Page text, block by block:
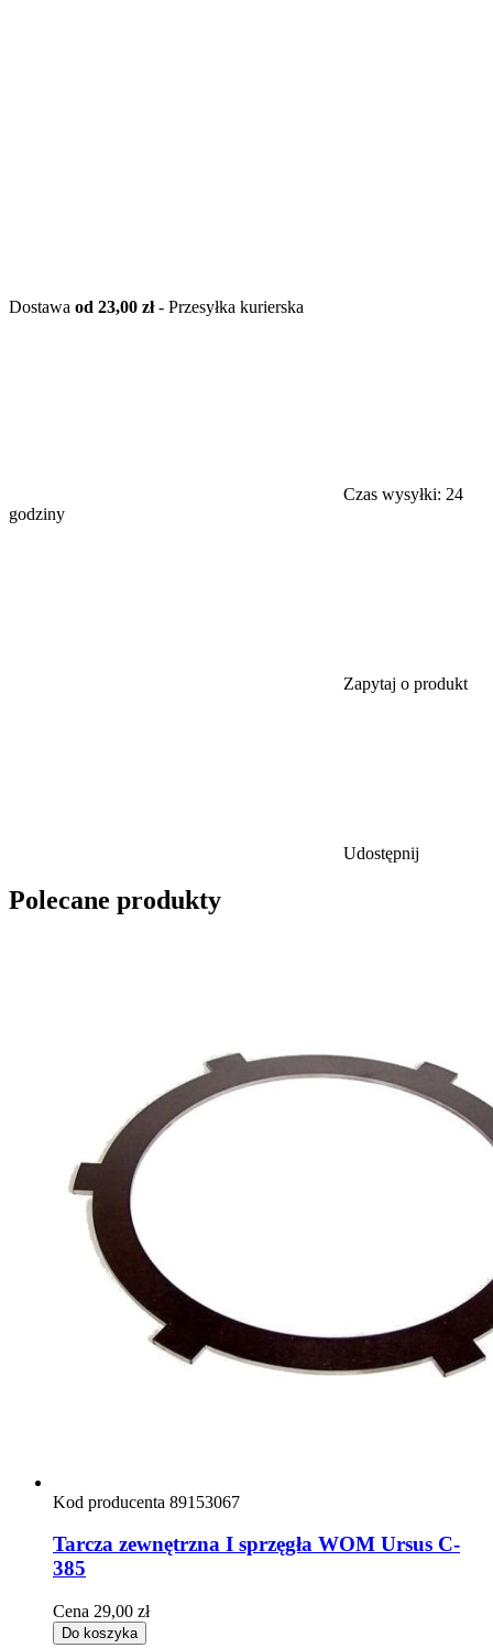
Dostawa od 23,00 zł- Przesyłka kurierska
Czas wysyłki: 24
godziny
Zapytaj o produkt
Udostępnij
Polecane produkty
Kod producenta 89153067
Tarcza zewnętrzna I sprzęgła WOM Ursus C-
385
Cena 29,00 zł
Do koszyka